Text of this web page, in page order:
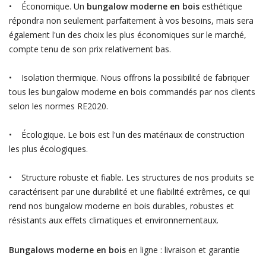
• Économique. Un bungalow moderne en boisesthétique
répondra non seulement parfaitement à vos besoins, mais sera
également l'un des choix les plus économiques sur le marché,
compte tenu de son prix relativement bas.
• Isolation thermique. Nous offrons la possibilité de fabriquer
tous les bungalow moderne en bois commandés par nos clients
selon les normes RE2020.
• Écologique. Le bois est l'un des matériaux de construction
les plus écologiques.
• Structure robuste et fiable. Les structures de nos produits se
caractérisent par une durabilité et une fiabilité extrêmes, ce qui
rend nos bungalow moderne en bois durables, robustes et
résistants aux effets climatiques et environnementaux.
Bungalows moderne en boisen ligne : livraison et garantie